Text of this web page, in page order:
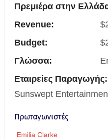
Πρεμιέρα στην
Revenue:
Budget:
Γλώσσα:
Εταιρείες Παραγωγής:
Sunswept
Πρωταγωνιστές
Emilia Clarke